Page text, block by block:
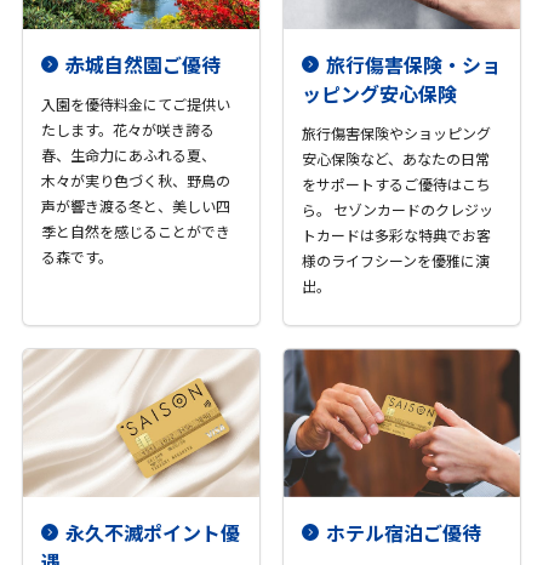
赤城自然園ご優待
入園を優待料金にてご提供い
たします。花々が咲き誇る
春、生命力にあふれる夏、
木々が実り色づく秋、野鳥の
声が響き渡る冬と、美しい四
季と自然を感じることができ
る森です。
旅行傷害保険・ショ
ッピング安心保険
旅行傷害保険やショッピング
安心保険など、あなたの日常
をサポートするご優待はこち
ら。 セゾンカードのクレジッ
トカードは多彩な特典でお客
様のライフシーンを優雅に演
出。
永久不滅ポイント優
ホテル宿泊ご優待